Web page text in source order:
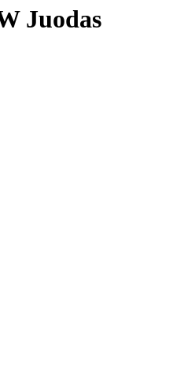
Juodas